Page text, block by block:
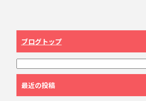
ブログトップ
最近の投稿